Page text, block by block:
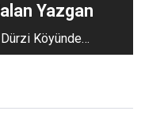
Yazgan
Dürzi Köyünde
Kurulan Oyun